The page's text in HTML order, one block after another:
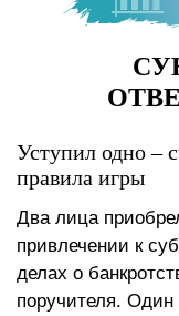
Уступил одно –
правила игры
Два лица
привлечении к
делах о
поручителя. Один